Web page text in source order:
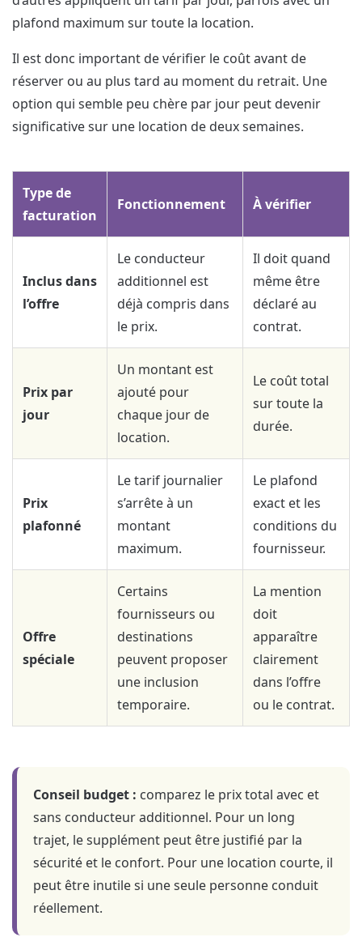
plafond maximum sur toute la location.
Il est donc important de vérifier le coût avant de
réserver ou au plus tard au moment du retrait. Une
option qui semble peu chère par jour peut devenir
significative sur une location de deux semaines.
Type de
facturation
Fonctionnement À vérifier
Inclus dans
l’offre
Le conducteur
additionnel est
déjà compris dans
le prix.
Il doit quand
même être
déclaré au
contrat.
Prix par
jour
Un montant est
ajouté pour
chaque jour de
location.
Le coût total
sur toute la
durée.
Prix
plafonné
Le tarif journalier
s’arrête à un
montant
maximum.
Le plafond
exact et les
conditions du
fournisseur.
Offre
spéciale
Certains
fournisseurs ou
destinations
peuvent proposer
une inclusion
temporaire.
La mention
doit
apparaître
clairement
dans l’offre
ou le contrat.
Conseil budget : comparez le prix total avec et
sans conducteur additionnel. Pour un long
trajet, le supplément peut être justifié par la
sécurité et le confort. Pour une location courte, il
peut être inutile si une seule personne conduit
réellement.